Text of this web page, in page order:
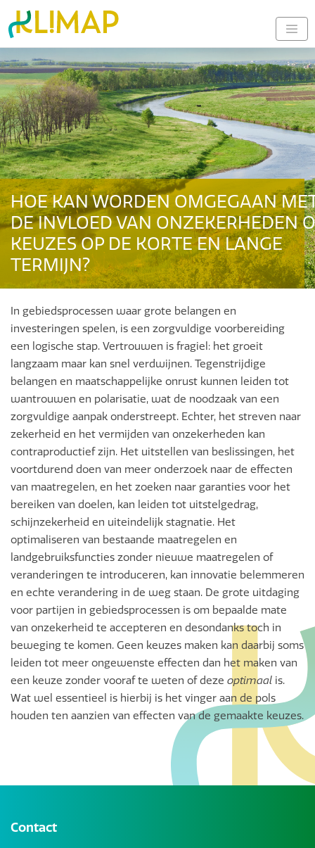
HOE KAN WORDEN OMGEGAAN
DE INVLOED VAN ONZEKERHEDEN
KEUZES OP DE KORTE EN LANGE
TERMIJN?
In gebiedsprocessen waar grote belangen en
investeringen spelen, is een zorgvuldige voorbereiding
een logische stap. Vertrouwen is fragiel: het groeit
langzaam maar kan snel verdwijnen. Tegenstrijdige
belangen en maatschappelijke onrust kunnen leiden tot
wantrouwen en polarisatie, wat de noodzaak van een
zorgvuldige aanpak onderstreept. Echter, het streven naar
zekerheid en het vermijden van onzekerheden kan
contraproductief zijn. Het uitstellen van beslissingen, het
voortdurend doen van meer onderzoek naar de effecten
van maatregelen, en het zoeken naar garanties voor het
bereiken van doelen, kan leiden tot uitstelgedrag,
schijnzekerheid en uiteindelijk stagnatie. Het
optimaliseren van bestaande maatregelen en
landgebruiksfuncties zonder nieuwe maatregelen of
veranderingen te introduceren, kan innovatie belemmeren
en echte verandering in de weg staan. De grote uitdaging
voor partijen in gebiedsprocessen is om bepaalde mate
van onzekerheid te accepteren en desondanks toch in
beweging te komen. Geen keuzes maken kan daarbij soms
leiden tot meer ongewenste effecten dan het maken van
een keuze zonder vooraf te weten of deze optimaal is.
Wat wel essentieel is hierbij is het vinger aan de pols
houden ten aanzien van effecten van de gemaakte keuzes.
Contact